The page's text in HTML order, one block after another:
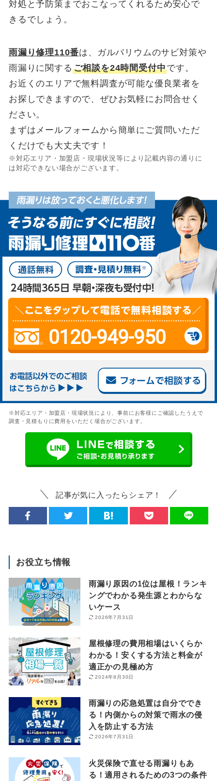
対処と予防策までおこなってくれるため安心で
きるでしょう。
雨漏り修理110番は、ガルバリウムのサビ対策や
雨漏りに関する ご相談を24時間受付中です。
お近くのエリアで無料調査が可能な優良業者を
お探しできますので、ぜひお気軽にお問合せく
ださい。
まずはメールフォームから簡単にご質問いただ
くだけでも大丈夫です！
※対応エリア・加盟店・現場状況等により記載内容の通りに
は対応できない場合がございます。
0120-949-950
※対応エリア・加盟店・現場状況により、事前にお客様にご確認したうえで
調査・見積もりに費用をいただく場合がございます。
記事が気に入ったらシェア！
お役立ち情報
雨漏り原因の1位は屋根！ランキ
ングでわかる発生源とわからな
いケース
2026年7月31日
屋根修理の費用相場はいくらか
わかる！安くする方法と料金が
適正かの見極め方
2024年8月30日
雨漏りの応急処置は自分ででき
る！内側からの対策で雨水の侵
入を防止する方法
2026年7月31日
火災保険で直せる雨漏りもあ
る！適用されるための3つの条件